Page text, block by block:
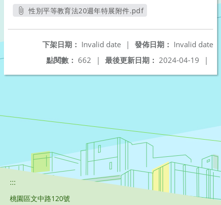
性別平等教育法20週年特展附件.pdf
發佈日期： Invalid date
下架日期： Invalid date
|
最後更新日期： 2024-04-19 |
點閱數： 662 |
:::
桃園區文中路120號